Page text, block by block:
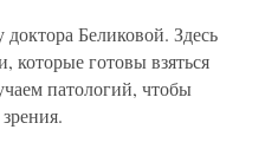
Беликовой. Здесь
которые готовы взяться
патологий, чтобы